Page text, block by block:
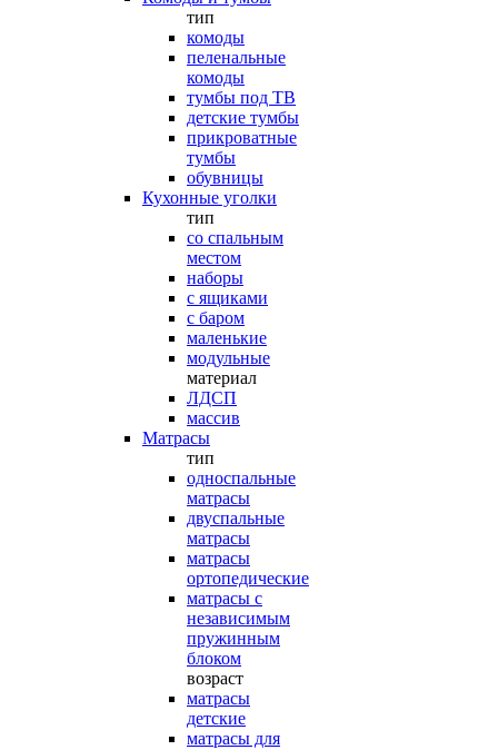
тип
комоды
пеленальные
комоды
тумбы под ТВ
детские тумбы
прикроватные
тумбы
обувницы
Кухонные уголки
тип
со спальным
местом
наборы
с ящиками
с баром
маленькие
модульные
материал
ЛДСП
массив
Матрасы
тип
односпальные
матрасы
двуспальные
матрасы
матрасы
ортопедические
матрасы с
независимым
пружинным
блоком
возраст
матрасы
детские
матрасы для